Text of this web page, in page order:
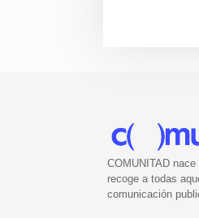
COMUNITAD
recoge a todas
comunicación